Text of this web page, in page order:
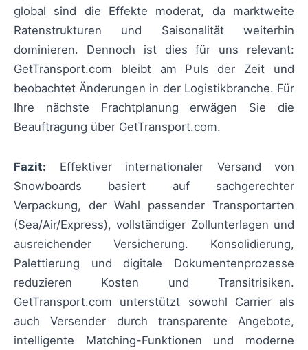
global sind die Effekte moderat, da marktweite
Ratenstrukturen und Saisonalität weiterhin
dominieren. Dennoch ist dies für uns relevant:
GetTransport.com bleibt am Puls der Zeit und
beobachtet Änderungen in der Logistikbranche. Für
Ihre nächste Frachtplanung erwägen Sie die
Beauftragung über GetTransport.com.
Fazit: Effektiver internationaler Versand von
Snowboards basiert auf sachgerechter
Verpackung, der Wahl passender Transportarten
(Sea/Air/Express), vollständiger Zollunterlagen und
ausreichender Versicherung. Konsolidierung,
Palettierung und digitale Dokumentenprozesse
reduzieren Kosten und Transitrisiken.
GetTransport.com unterstützt sowohl Carrier als
auch Versender durch transparente Angebote,
intelligente Matching-Funktionen und moderne